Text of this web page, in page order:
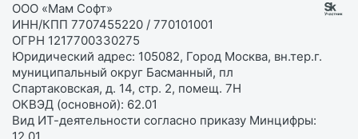
ООО «Мам Софт»
ИНН/КПП 7707455220 / 770101001
ОГРН 1217700330275
Юридический адрес: 105082, Город Москва, вн.тер.г.
муниципальный округ Басманный, пл
Спартаковская, д. 14, стр. 2, помещ. 7Н
ОКВЭД (основной): 62.01
Вид ИТ-деятельности согласно приказу Минцифры: